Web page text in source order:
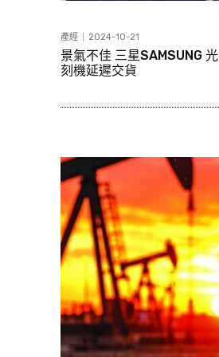
產經 2024-10-21
景氣不佳 三星SAMSUNG 光
刻機延遲交貨